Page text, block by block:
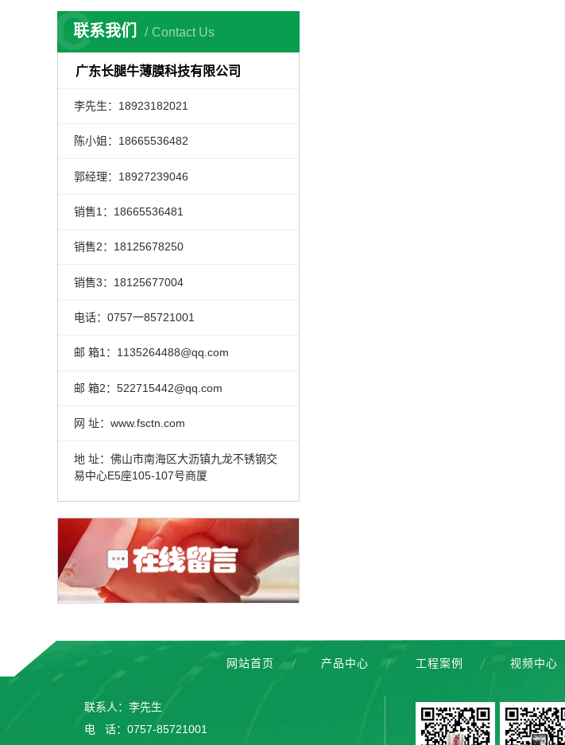
联系我们 Contact Us
C
广东长腿牛薄膜科技有限公司
李先生：18923182021
陈小姐：18665536482
郭经理：18927239046
销售1：18665536481
销售2：18125678250
销售3：18125677004
电话：0757一85721001
邮 箱1：1135264488@qq.com
邮 箱2：522715442@qq.com
网 址：www.fsctn.com
地 址：佛山市南海区大沥镇九龙不锈钢交
易中心E5座105-107号商厦
网站首页 产品中心 工程案例 视频中心
联系人：李先生
电 话：0757-85721001